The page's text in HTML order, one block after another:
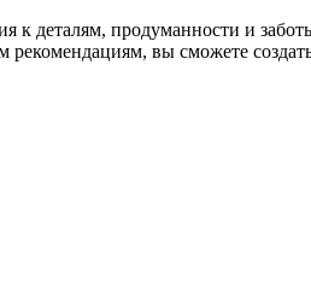
к деталям, продуманности и
вы сможете